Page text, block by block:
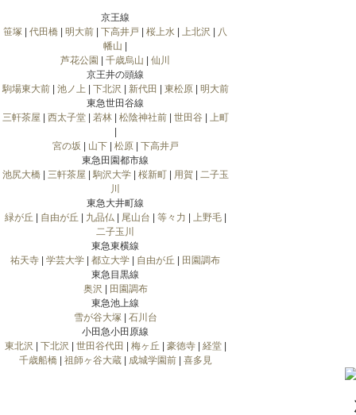
京王線
笹塚
代田橋 明大前 下高井戸 桜上水 上北沢
八
幡山
芦花公園
千歳烏山
仙川
京王井の頭線
駒場東大前| 池ノ上 下北沢 新代田 東松原| 明大前
東急世田谷線
三軒茶屋
西太子堂| 若林| 松陰神社前| 世田谷
上町
宮の坂
山下| 松原| 下高井戸
東急田園都市線
池尻大橋| 三軒茶屋 駒沢大学| 桜新町| 用賀| 二子玉
川
東急大井町線
緑が丘
自由が丘 九品仏| 尾山台 等々力 上野毛|
二子玉川
東急東横線
祐天寺
学芸大学 都立大学 自由が丘
田園調布
東急目黒線
奥沢
田園調布
東急池上線
雪が谷大塚| 石川台
小田急小田原線
東北沢
下北沢 世田谷代田 梅ヶ丘 豪徳寺| 経堂|
千歳船橋| 祖師ヶ谷大蔵| 成城学園前| 喜多見